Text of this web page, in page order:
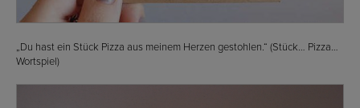
„Du hast ein Stück Pizza aus meinem Herzen gestohlen.“ (Stück… Pizza…
Wortspiel)